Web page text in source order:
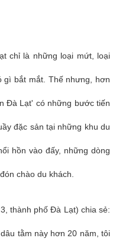
chỉ là những loại mứt, loại
bắt mắt. Thế nhưng, hơn
Đà Lạt' có những bước tiến
đặc sản tại những khu du
hồn vào đấy, những dòng
chào du khách.
thành phố Đà Lạt) chia sẻ:
tằm này hơn 20 năm, tôi